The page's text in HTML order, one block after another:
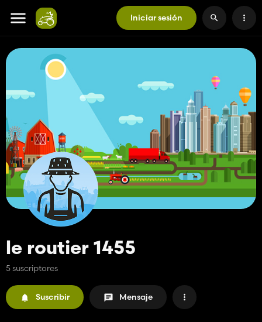
Iniciar sesión
le routier 1455
5 suscriptores
Suscribir Mensaje